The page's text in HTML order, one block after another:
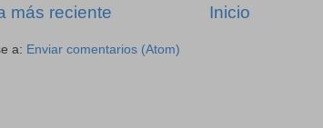
más reciente Inicio
a: Enviar comentarios (Atom)